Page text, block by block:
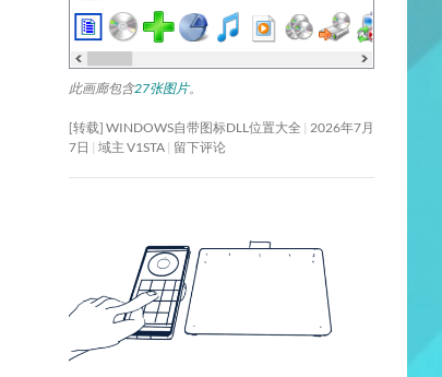
此画廊包含27张图片。
[转载] WINDOWS自带图标DLL位置大全 2026年7月
7日
域主 V1STA 留下评论